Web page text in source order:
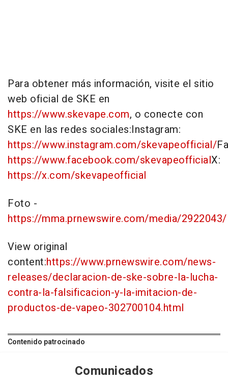
Para obtener más información, visite el sitio
web oficial de SKE en
https://www.skevape.com, o conecte con
SKE en las redes sociales:Instagram:
https://www.instagram.com/skevapeofficial/
https://www.facebook.com/skevapeofficialX:
https://x.com/skevapeofficial
Foto -
https://mma.prnewswire.com/media/
View original
content:https://www.prnewswire.com/news-
releases/declaracion-de-ske-sobre-la-lucha-
contra-la-falsificacion-y-la-imitacion-de-
productos-de-vapeo-302700104.html
Contenido patrocinado
Comunicados